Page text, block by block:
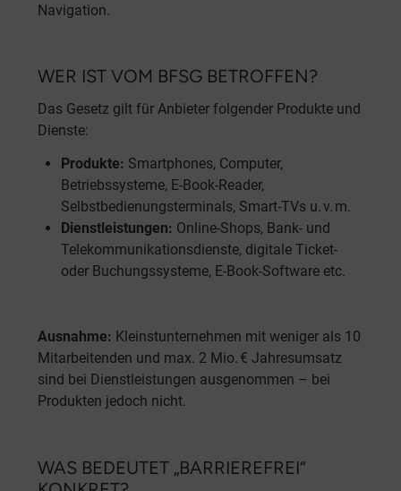
Navigation.
WER IST VOM BFSG BETROFFEN?
Das Gesetz gilt für Anbieter folgender Produkte und
Dienste:
Produkte: Smartphones, Computer,
Betriebssysteme, E-Book-Reader,
Selbstbedienungsterminals, Smart-TVs u. v. m.
Dienstleistungen: Online-Shops, Bank- und
Telekommunikationsdienste, digitale Ticket-
oder Buchungssysteme, E-Book-Software etc.
Ausnahme: Kleinstunternehmen mit weniger als 10
Mitarbeitenden und max. 2 Mio. € Jahresumsatz
sind bei Dienstleistungen ausgenommen – bei
Produkten jedoch nicht.
WAS BEDEUTET „BARRIEREFREI“